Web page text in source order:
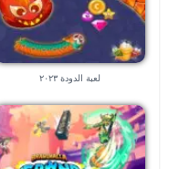
لعبة الدودة ٢٠٢٣